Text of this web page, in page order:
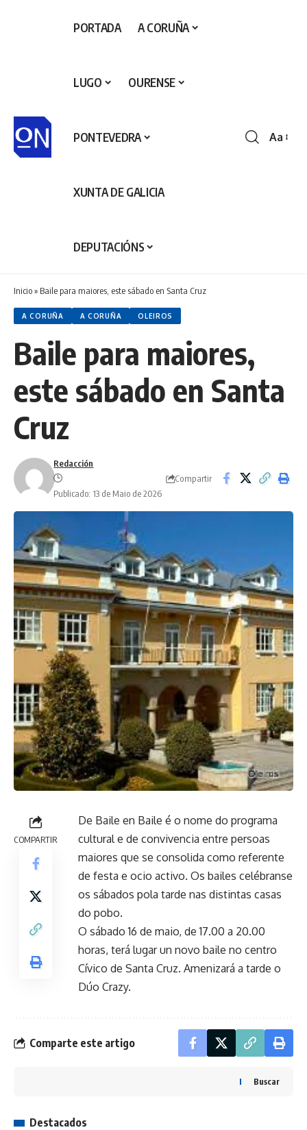
PORTADA A CORUÑA
LUGO OURENSE
PONTEVEDRA
XUNTA DE GALICIA
DEPUTACIÓNS
Aa
Inicio» Baile para maiores, este sábado en Santa Cruz
A CORUÑA A CORUÑA OLEIROS
Baile para maiores,
este sábado en Santa
Cruz
Redacción
Publicado: 13 de Maio de 2026
Compartir
COMPARTIR
De Baile en Baile é o nome do programa
cultural e de convivencia entre persoas
maiores que se consolida como referente
de festa e ocio activo. Os bailes celébranse
os sábados pola tarde nas distintas casas
do pobo.
O sábado 16 de maio, de 17.00 a 20.00
horas, terá lugar un novo baile no centro
Cívico de Santa Cruz. Amenizará a tarde o
Dúo Crazy.
Comparte este artigo
Buscar
Destacados